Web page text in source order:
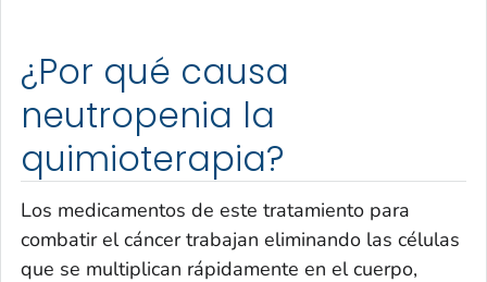
¿Por qué causa
neutropenia la
quimioterapia?
Los medicamentos de este tratamiento para
combatir el cáncer trabajan eliminando las células
que se multiplican rápidamente en el cuerpo,